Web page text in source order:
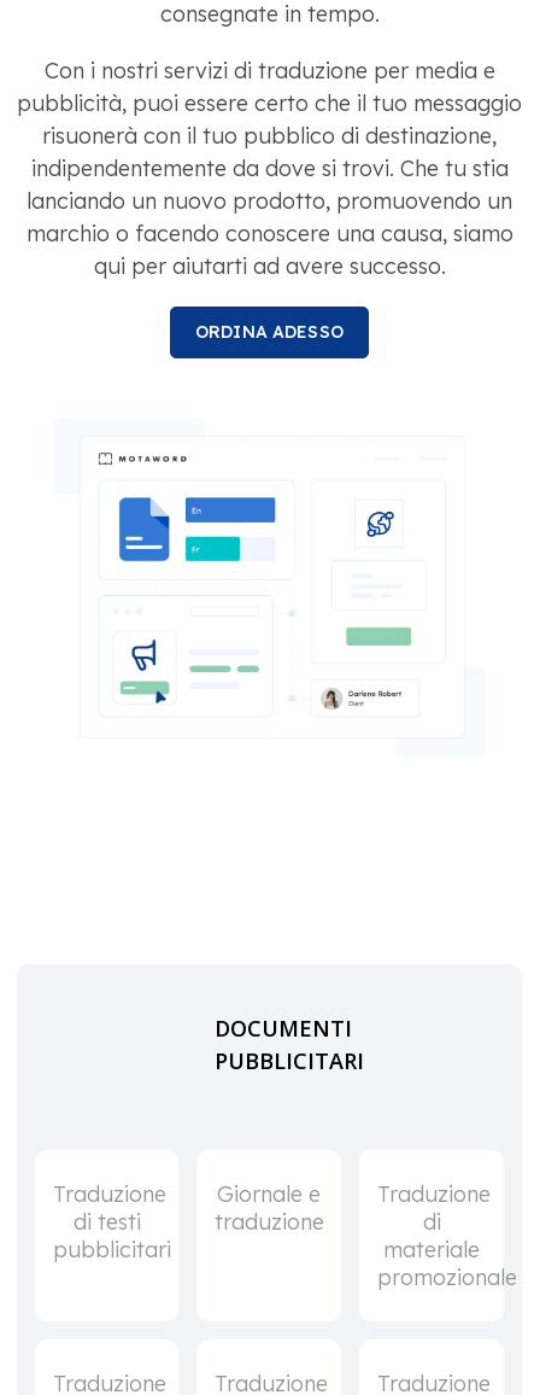
consegnate in tempo.
Con i nostri servizi di traduzione per media e
pubblicità, puoi essere certo che il tuo messaggio
risuonerà con il tuo pubblico di destinazione,
indipendentemente da dove si trovi. Che tu stia
lanciando un nuovo prodotto, promuovendo un
marchio o facendo conoscere una causa, siamo
qui per aiutarti ad avere successo.
ORDINA ADESSO
DOCUMENTI
PUBBLICITARI
Traduzione
di testi
pubblicitari
Giornale e
traduzione
Traduzione
di
materiale
promozionale
Traduzione
Traduzione
Traduzione